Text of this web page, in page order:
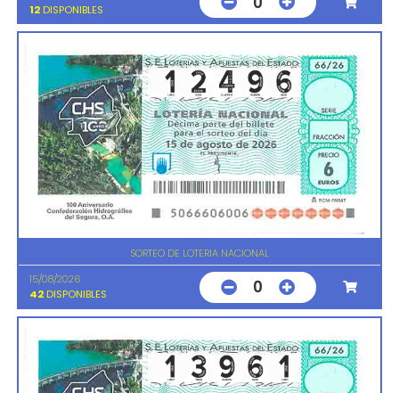
12 DISPONIBLES
SORTEO DE LOTERIA NACIONAL
15/08/2026
42 DISPONIBLES 0